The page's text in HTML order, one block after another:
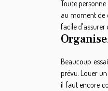
Toute
au moment de
facile d'assurer
Beaucoup
prévu. Louer
il faut encore